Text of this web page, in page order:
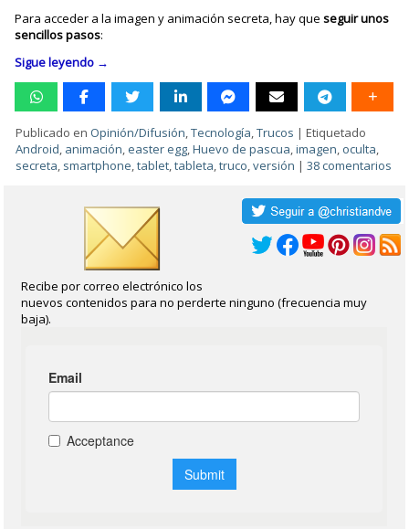
Para acceder a la imagen y animación secreta, hay queseguir unos
sencillos pasos:
Sigue leyendo →
Publicado en Opinión/Difusión,Tecnología,Trucos |Etiquetado
Android, animación, easter egg,Huevo de pascua,imagen, oculta,
secreta, smartphone,tablet,tableta,truco,versión |38 comentarios
Recibe por correo electrónico los
nuevos contenidos para no perderte ninguno (frecuencia muy
baja).